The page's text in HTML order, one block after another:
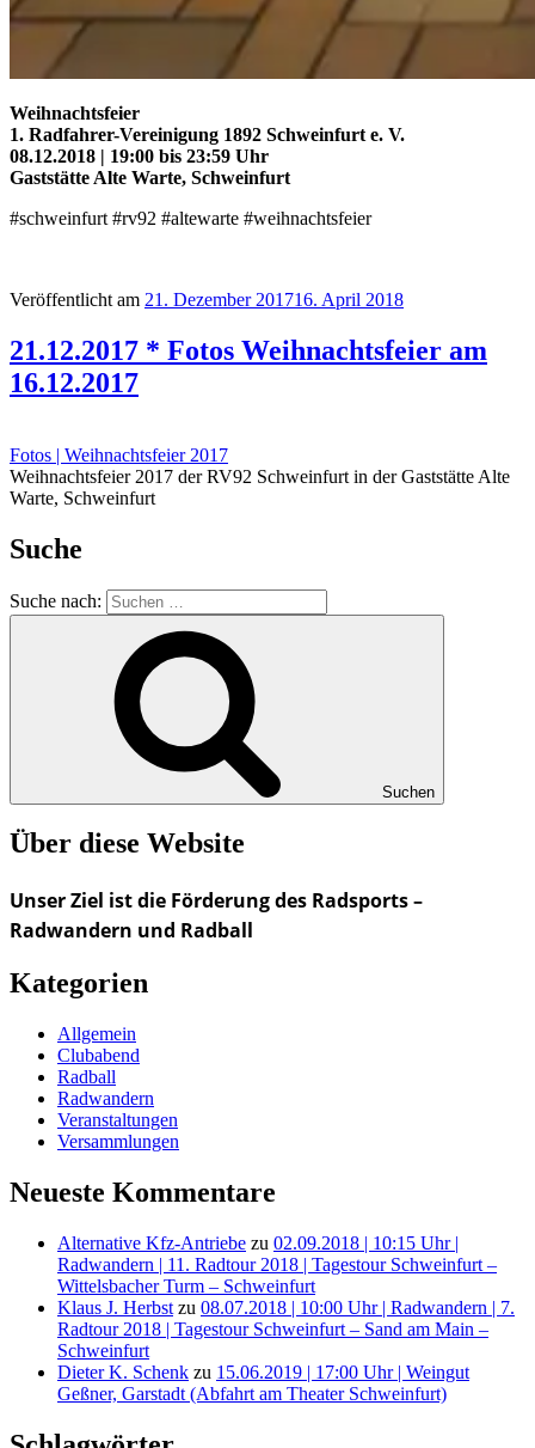
Weihnachtsfeier
1. Radfahrer-Vereinigung 1892 Schweinfurt e. V.
08.12.2018 | 19:00 bis 23:59 Uhr
Gaststätte Alte Warte, Schweinfurt
#schweinfurt #rv92 #altewarte #weihnachtsfeier
Veröffentlicht am 21. Dezember 201716. April 2018
21.12.2017 * Fotos Weihnachtsfeier am
16.12.2017
Fotos | Weihnachtsfeier 2017
Weihnachtsfeier 2017 der RV92 Schweinfurt in der Gaststätte Alte
Warte, Schweinfurt
Suche
Suche nach:
Suchen
Über diese Website
Unser Ziel ist die Förderung des Radsports –
Radwandern und Radball
Kategorien
Allgemein
Clubabend
Radball
Radwandern
Veranstaltungen
Versammlungen
Neueste Kommentare
Alternative Kfz-Antriebe zu 02.09.2018 | 10:15 Uhr |
Radwandern | 11. Radtour 2018 | Tagestour Schweinfurt –
Wittelsbacher Turm – Schweinfurt
Klaus J. Herbst zu 08.07.2018 | 10:00 Uhr | Radwandern | 7.
Radtour 2018 | Tagestour Schweinfurt – Sand am Main –
Schweinfurt
Dieter K. Schenk zu 15.06.2019 | 17:00 Uhr | Weingut
Geßner, Garstadt (Abfahrt am Theater Schweinfurt)